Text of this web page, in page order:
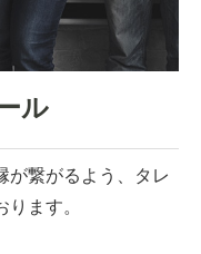
ル
が繋がるよう、タレ
ます。